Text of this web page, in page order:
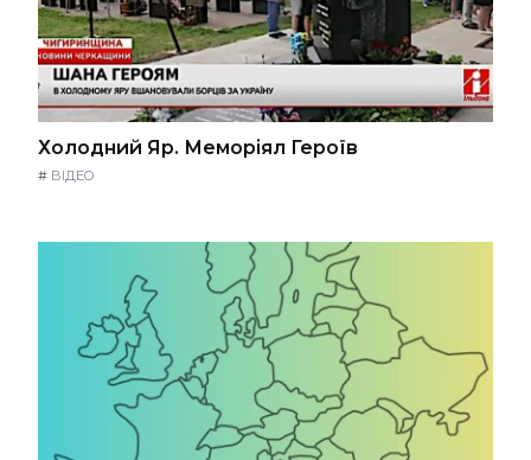
Холодний Яр. Меморіял Героїв
# ВІДЕО